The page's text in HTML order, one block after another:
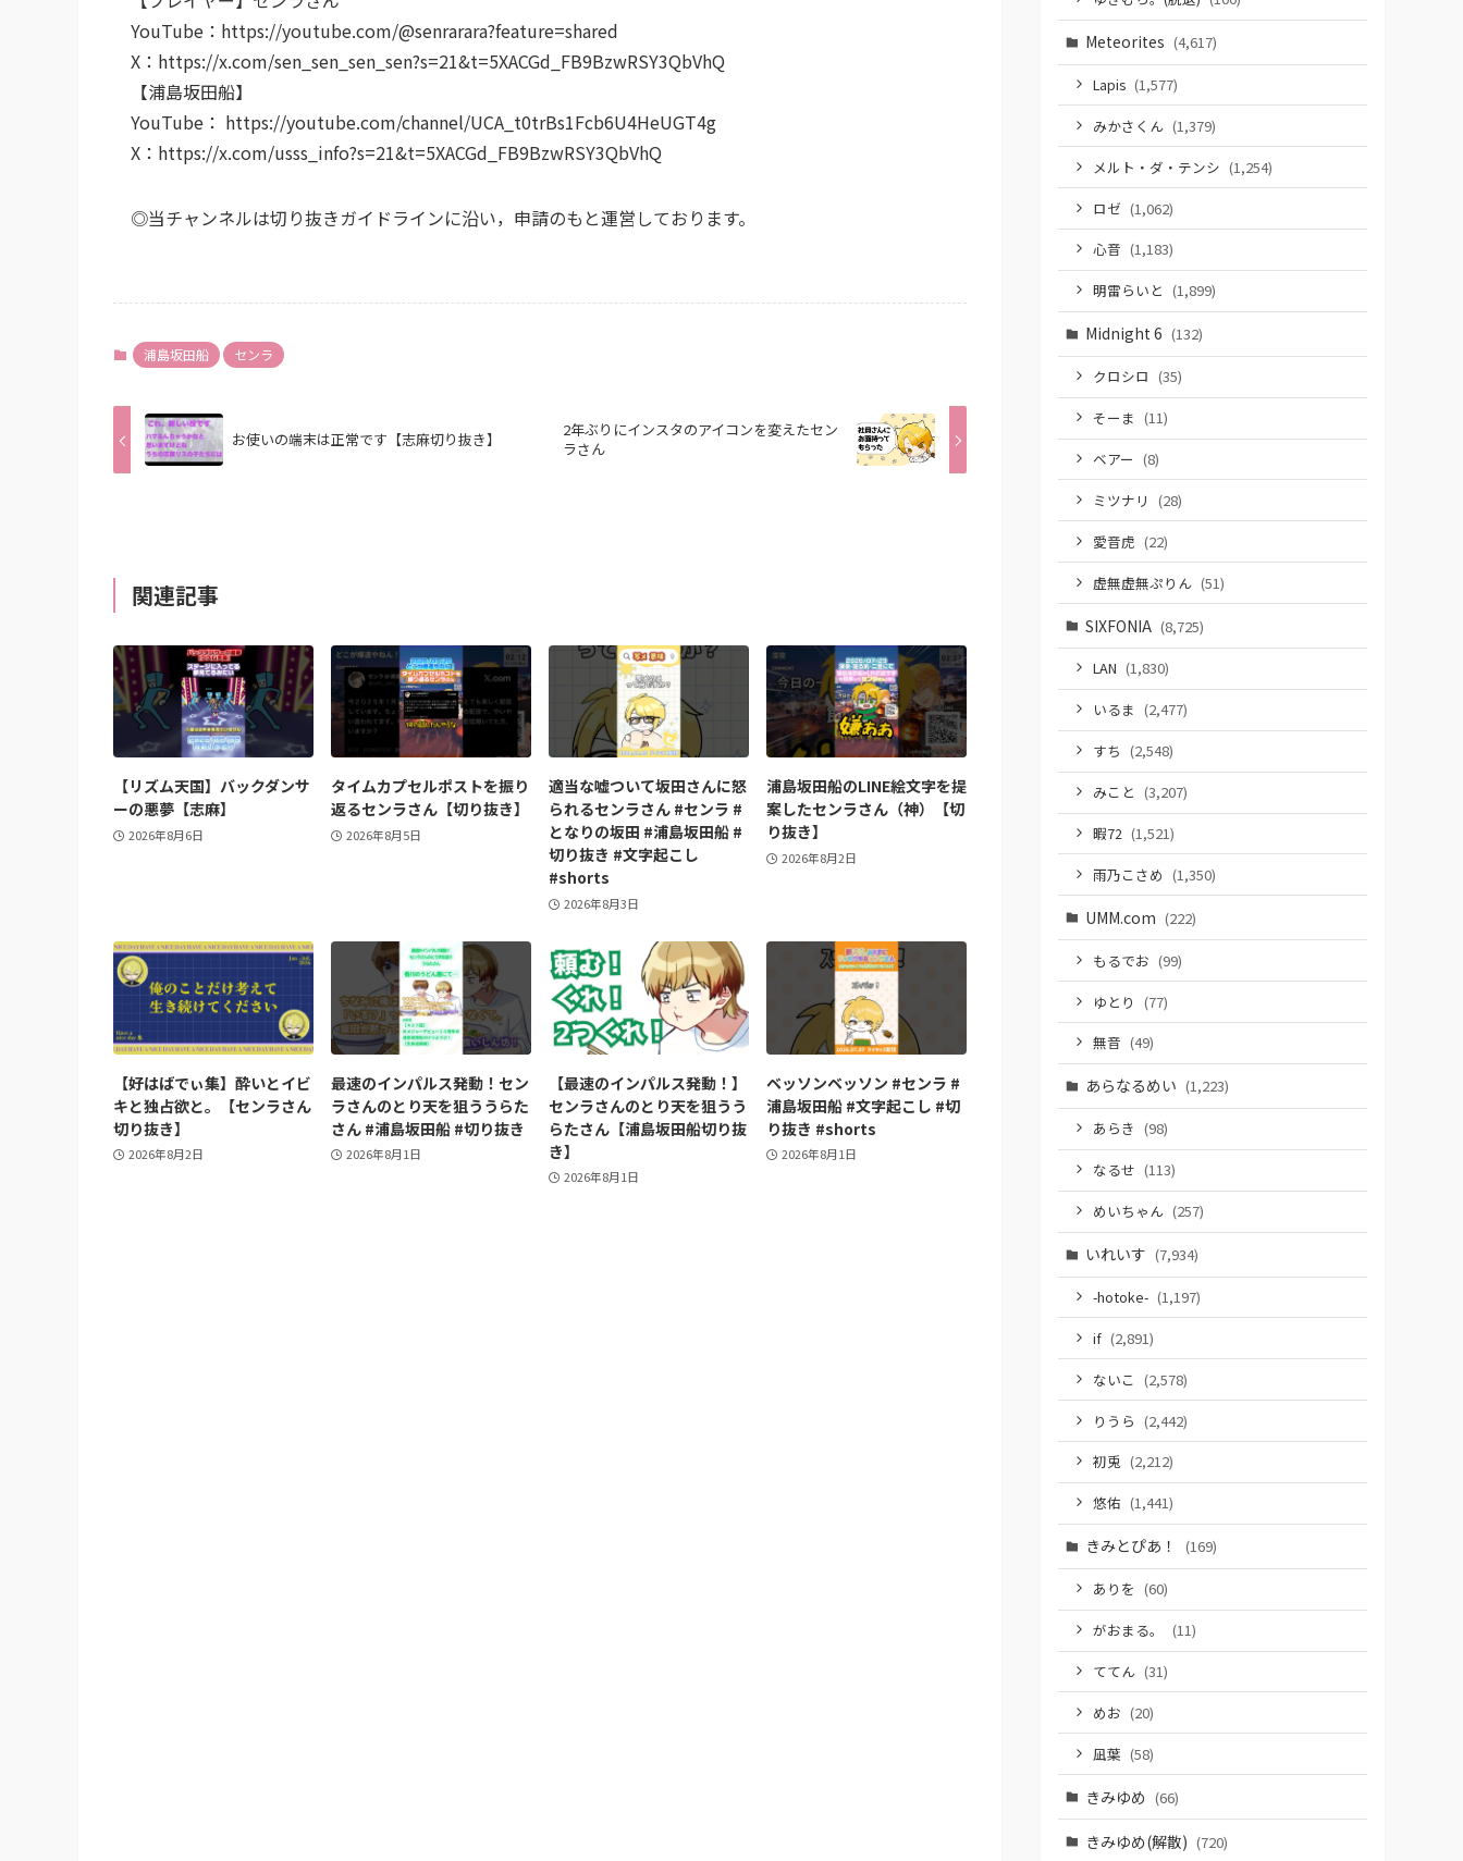
YouTube：https://youtube.com/@senrarara?feature=shared
X：https://x.com/sen_sen_sen_sen?s=21&t=5XACGd_FB9BzwRSY3QbVhQ
【浦島坂田船】
YouTube： https://youtube.com/channel/UCA_t0trBs1Fcb6U4HeUGT4g
X：https://x.com/usss_info?s=21&t=5XACGd_FB9BzwRSY3QbVhQ
◎当チャンネルは切り抜きガイドラインに沿い，申請のもと運営しております。
浦島坂田船 センラ
お使いの端末は正常です【志麻切り抜き】
2年ぶりにインスタのアイコンを変えたセン
ラさん
関連記事
【リズム天国】バックダンサ
ーの悪夢【志麻】
2026年8月6日
タイムカプセルポストを振り
返るセンラさん【切り抜き】
2026年8月5日
適当な嘘ついて坂田さんに怒
られるセンラさん #センラ #
となりの坂田 #浦島坂田船 #
切り抜き #文字起こし
#shorts
2026年8月3日
浦島坂田船のLINE絵文字を提
案したセンラさん（神）【切
り抜き】
2026年8月2日
【好はばでぃ集】酔いとイビ
キと独占欲と。【センラさん
切り抜き】
2026年8月2日
最速のインパルス発動！セン
ラさんのとり天を狙ううらた
さん #浦島坂田船 #切り抜き
2026年8月1日
【最速のインパルス発動！】
センラさんのとり天を狙うう
らたさん【浦島坂田船切り抜
き】
2026年8月1日
ベッソンベッソン #センラ #
浦島坂田船 #文字起こし #切
り抜き #shorts
2026年8月1日
Meteorites (4,617)
Lapis (1,577)
みかさくん (1,379)
メルト・ダ・テンシ (1,254)
ロゼ (1,062)
心音 (1,183)
明雷らいと (1,899)
Midnight 6 (132)
クロシロ (35)
そーま (11)
ベアー (8)
ミツナリ (28)
愛音虎 (22)
虚無虚無ぷりん (51)
SIXFONIA (8,725)
LAN (1,830)
いるま (2,477)
すち (2,548)
みこと (3,207)
暇72 (1,521)
雨乃こさめ (1,350)
UMM.com (222)
もるでお (99)
ゆとり (77)
無音 (49)
あらなるめい (1,223)
あらき (98)
なるせ (113)
めいちゃん (257)
いれいす (7,934)
-hotoke- (1,197)
if (2,891)
ないこ (2,578)
りうら (2,442)
初兎 (2,212)
悠佑 (1,441)
きみとぴあ！ (169)
ありを (60)
がおまる。
(11)
ててん (31)
めお (20)
凪葉 (58)
きみゆめ (66)
きみゆめ(解散) (720)